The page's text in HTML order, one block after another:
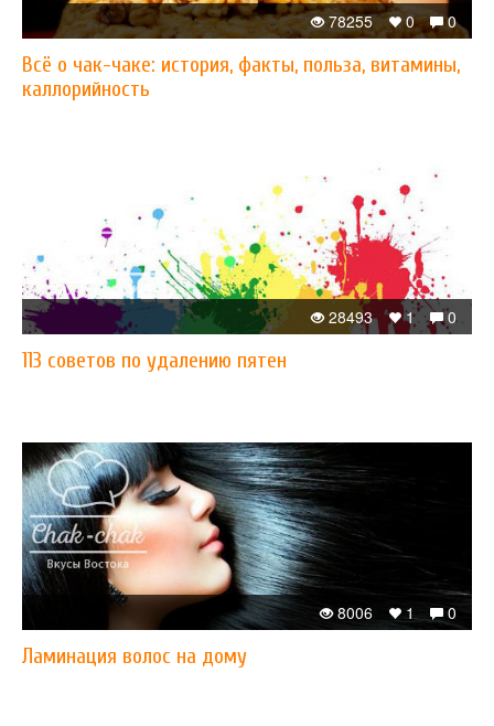
0
0
78255
Всё о чак-чаке: история, факты, польза, витамины,
каллорийность
0
1
28493
113 советов по удалению пятен
0
1
8006
Ламинация волос на дому